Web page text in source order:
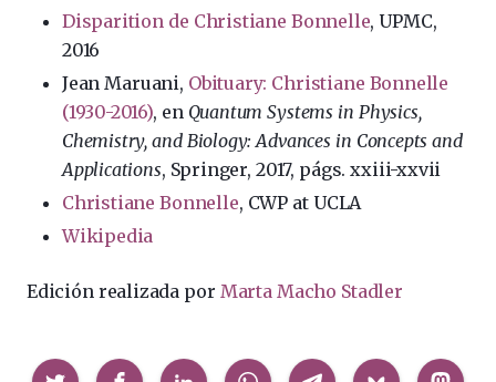
Disparition de Christiane Bonnelle, UPMC,
2016
Jean Maruani, Obituary: Christiane Bonnelle
(1930-2016), en Quantum Systems in Physics,
Chemistry, and Biology: Advances in Concepts and
Applications, Springer, 2017, págs. xxiii-xxvii
Christiane Bonnelle, CWP at UCLA
Wikipedia
Edición realizada por Marta Macho Stadler
Compartir